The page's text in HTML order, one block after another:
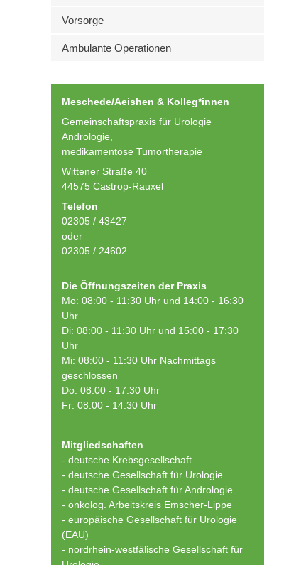
Vorsorge
Ambulante Operationen
Meschede/Aeishen & Kolleg*innen
Gemeinschaftspraxis für Urologie
Andrologie,
medikamentöse Tumortherapie
Wittener Straße 40
44575 Castrop-Rauxel
Telefon
02305 / 43427
oder
02305 / 24602
Die Öffnungszeiten der Praxis
Mo: 08:00 - 11:30 Uhr und 14:00 - 16:30
Uhr
Di: 08:00 - 11:30 Uhr und 15:00 - 17:30
Uhr
Mi: 08:00 - 11:30 Uhr Nachmittags
geschlossen
Do: 08:00 - 17:30 Uhr
Fr: 08:00 - 14:30 Uhr
Mitgliedschaften
- deutsche Krebsgesellschaft
- deutsche Gesellschaft für Urologie
- deutsche Gesellschaft für Andrologie
- onkolog. Arbeitskreis Emscher-Lippe
- europäische Gesellschaft für Urologie
(EAU)
- nordrhein-westfälische Gesellschaft für